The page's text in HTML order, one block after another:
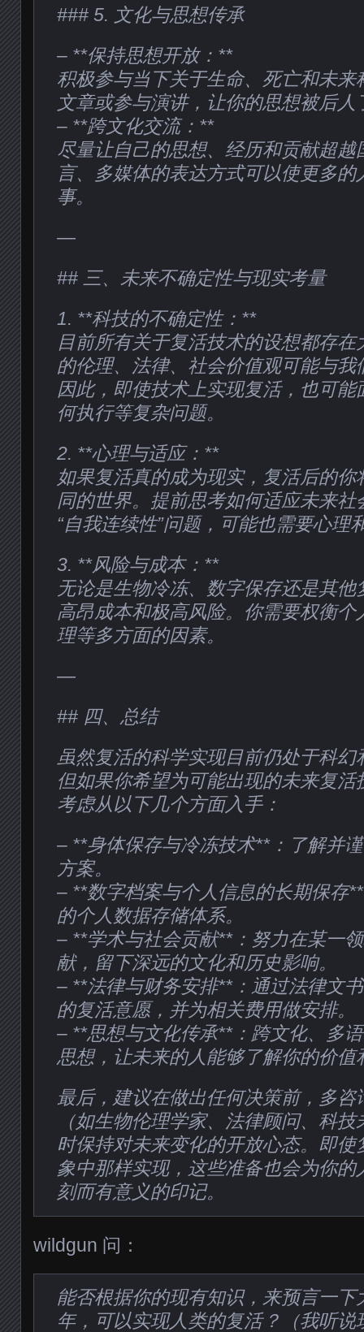
### 5. 文化与思想传承
– **保持思想开放：**
积极参与当下关于生命、死亡和未来
文章或参与演讲，让你的思想被后人
– **跨文化交流：**
尽量让自己的思想、经历和贡献超越
言、多媒体的表达方式可以使更多
事。
—
## 三、未来不确定性与现实考量
1. **科技的不确定性：**
目前所有关于复活技术的设想都存
的伦理、法律、社会价值观可能与我
因此，即使技术上实现复活，也可能
何执行等复杂问题。
2. **心理与适应：**
如果复活真的成为现实，复活后的
同的世界。提前思考如何适应未来社
“自我连续性”问题，可能也需要心理
3. **风险与成本：**
无论是生物冷冻、数字保存还是其
高昂成本和极高风险。你需要权衡个
理等多方面的因素。
—
## 四、总结
虽然复活的科学实现目前仍处于科
但如果你希望为可能出现的未来复活
考虑从以下几个方面入手：
– **身体保存与冷冻技术**：了解并
方案。
– **数字档案与个人信息的长期保存
的个人数据存储体系。
– **学术与社会贡献**：努力在某一
献，留下深远的文化和历史影响。
– **法律与财务安排**：通过法律文
的复活意愿，并为相关费用做安排。
– **思想与文化传承**：跨文化、多
思想，让未来的人能够了解你的价值
最后，建议在做出任何决策前，多
（如生物伦理学家、法律顾问、科
时保持对未来变化的开放心态。即使
象中那样实现，这些准备也会为你的
刻而有意义的印记。
wildgun 问：
能否根据你的现有知识，来预言一下
年，可以实现人类的复活？（我听说